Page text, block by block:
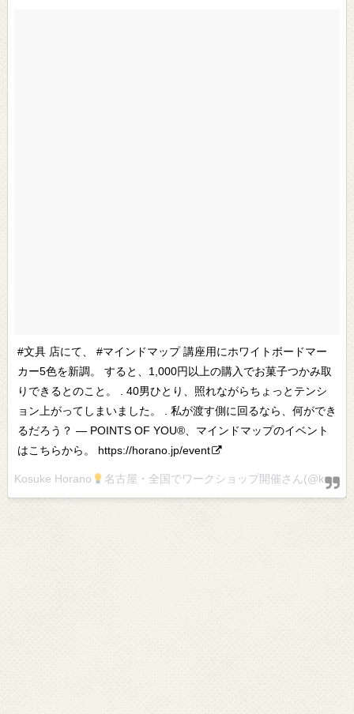
#文具 店にて、 #マインドマップ 講座用にホワイトボードマー
カー5色を新調。 すると、1,000円以上の購入でお菓子つかみ取
りできるとのこと。 . 40男ひとり、照れながらちょっとテンシ
ョン上がってしまいました。 . 私が渡す側に回るなら、何ができ
るだろう？ — POINTS OF YOU®︎、マインドマップのイベント
はこちらから。 https://horano.jp/event
Kosuke Horano 名古屋・全国でワークショップ開催さん(@kosstyle)がシェアした投稿 –